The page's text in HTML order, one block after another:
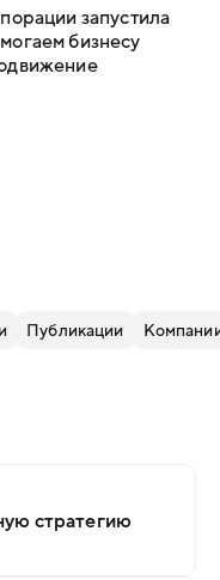
запустила
бизнесу
Публикации
стратегию